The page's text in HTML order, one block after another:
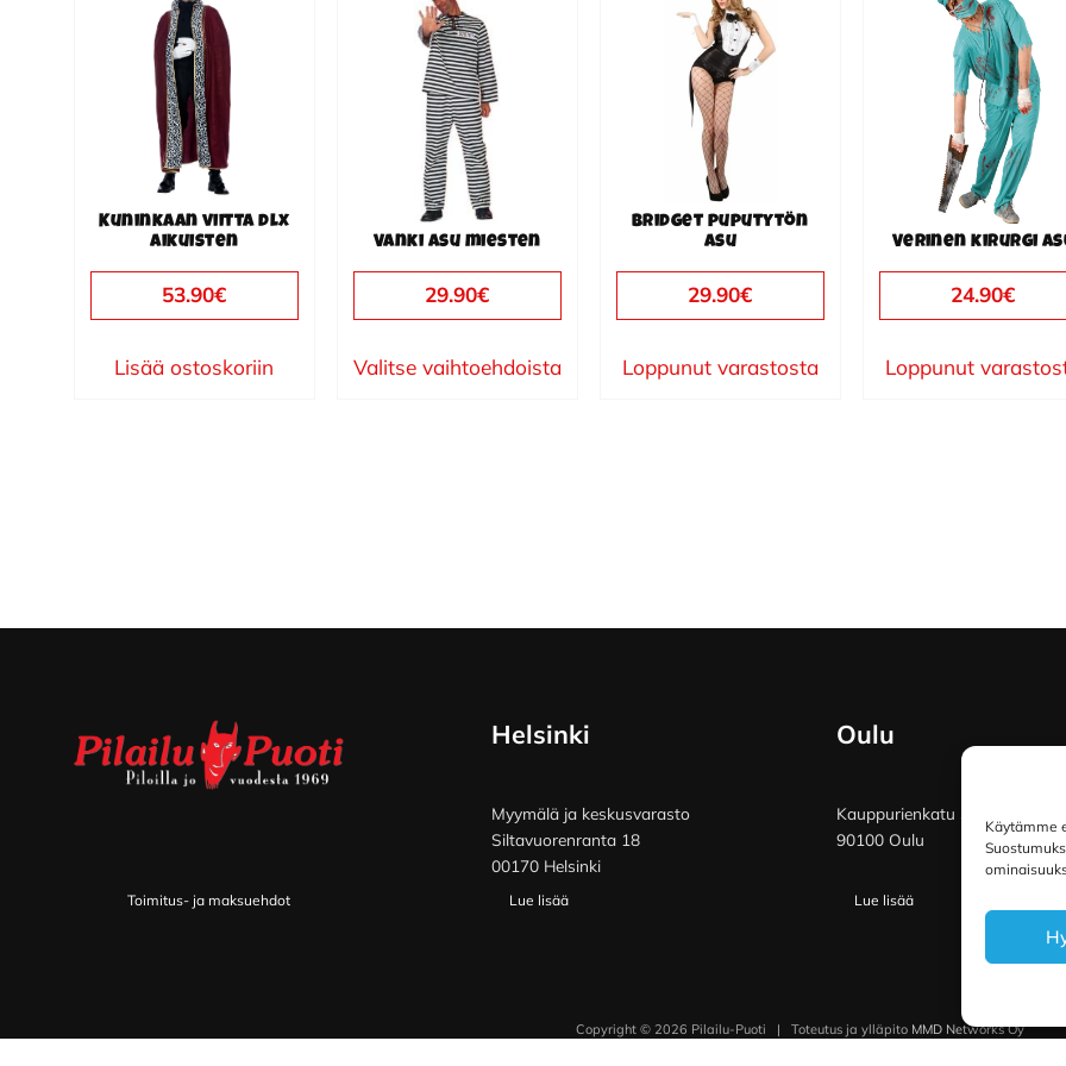
Käytämme
Kuninkaan viitta dlx
aikuisten
53.90€
Lisää ostoskoriin
Vanki asu miesten
29.90€
Valitse vaihtoehdoista
useampi
muunnelma.
valinnat
tuotteen
sivulla.
Bridget puputytön
asu
29.90€
Loppunut varastosta
useampi
muunnelma.
sivulla.
Verinen kirurgi
24.90€
Loppunut
Toimitus- ja maksuehdot
Helsinki
Myymälä ja keskusvarasto
Siltavuorenranta 18
00170 Helsinki
Lue lisää
Oulu
Kauppurienkatu 34
90100 Oulu
Lue lisää
Copyright © 2026 Pilailu-Puoti | Toteutus ja ylläpito MMD Networks Oy